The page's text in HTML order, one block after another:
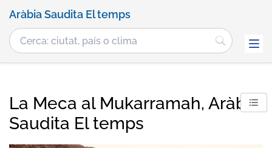
Aràbia Saudita El temps
La Meca al Mukarramah, Aràbia
Saudita El temps